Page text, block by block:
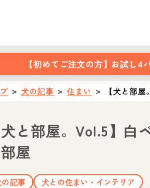
【初めてご注文の方】 お試し4
＞ 犬の記事 ＞ 住まい ＞ 【犬と部
犬と部屋。Vol.5】白
屋
の記事
犬との住まい・インテリア